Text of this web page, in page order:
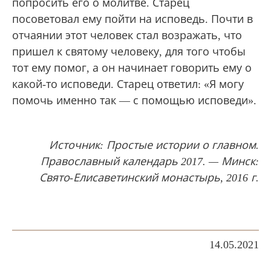
попросить его о молитве. Старец
посоветовал ему пойти на исповедь. Почти в
отчаянии этот человек стал возражать, что
пришел к святому человеку, для того чтобы
тот ему помог, а он начинает говорить ему о
какой-то исповеди. Старец ответил: «Я могу
помочь именно так — с помощью исповеди».
Источник: Простые истории о главном.
Православный календарь 2017. — Минск:
Свято-Елисаветинский монастырь, 2016 г.
14.05.2021